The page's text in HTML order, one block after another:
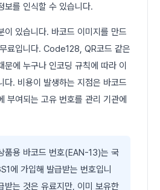
보를 인식할 수 있습니다.
이 있습니다. 바코드 이미지를 만드
료입니다. Code128, QR코드 같은
에 누구나 인코딩 규칙에 따라 이
다. 비용이 발생하는 지점은 바코드
부여되는 고유 번호를 관리 기관에
품용 바코드 번호(EAN-13)는 국
에 가입해 발급받는 번호입니
받는 것은 유료지만, 이미 보유한